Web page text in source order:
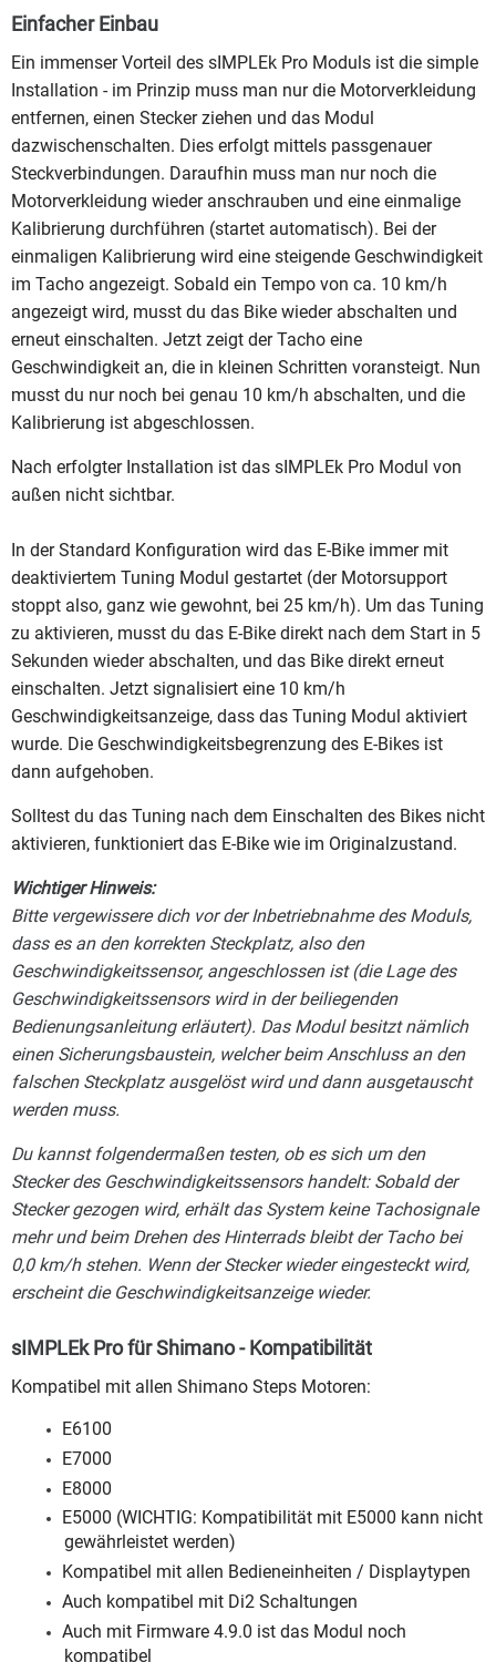
Einfacher Einbau
Ein immenser Vorteil des sIMPLEk Pro Moduls ist die simple
Installation - im Prinzip muss man nur die Motorverkleidung
entfernen, einen Stecker ziehen und das Modul
dazwischenschalten. Dies erfolgt mittels passgenauer
Steckverbindungen. Daraufhin muss man nur noch die
Motorverkleidung wieder anschrauben und eine einmalige
Kalibrierung durchführen (startet automatisch). Bei der
einmaligen Kalibrierung wird eine steigende Geschwindigkeit
im Tacho angezeigt. Sobald ein Tempo von ca. 10 km/h
angezeigt wird, musst du das Bike wieder abschalten und
erneut einschalten. Jetzt zeigt der Tacho eine
Geschwindigkeit an, die in kleinen Schritten voransteigt. Nun
musst du nur noch bei genau 10 km/h abschalten, und die
Kalibrierung ist abgeschlossen.
Nach erfolgter Installation ist das sIMPLEk Pro Modul von
außen nicht sichtbar.
In der Standard Konfiguration wird das E-Bike immer mit
deaktiviertem Tuning Modul gestartet (der Motorsupport
stoppt also, ganz wie gewohnt, bei 25 km/h). Um das Tuning
zu aktivieren, musst du das E-Bike direkt nach dem Start in 5
Sekunden wieder abschalten, und das Bike direkt erneut
einschalten. Jetzt signalisiert eine 10 km/h
Geschwindigkeitsanzeige, dass das Tuning Modul aktiviert
wurde. Die Geschwindigkeitsbegrenzung des E-Bikes ist
dann aufgehoben.
Solltest du das Tuning nach dem Einschalten des Bikes nicht
aktivieren, funktioniert das E-Bike wie im Originalzustand.
Wichtiger Hinweis:
Bitte vergewissere dich vor der Inbetriebnahme des Moduls,
dass es an den korrekten Steckplatz, also den
Geschwindigkeitssensor, angeschlossen ist (die Lage des
Geschwindigkeitssensors wird in der beiliegenden
Bedienungsanleitung erläutert). Das Modul besitzt nämlich
einen Sicherungsbaustein, welcher beim Anschluss an den
falschen Steckplatz ausgelöst wird und dann ausgetauscht
werden muss.
Du kannst folgendermaßen testen, ob es sich um den
Stecker des Geschwindigkeitssensors handelt: Sobald der
Stecker gezogen wird, erhält das System keine Tachosignale
mehr und beim Drehen des Hinterrads bleibt der Tacho bei
0,0 km/h stehen. Wenn der Stecker wieder eingesteckt wird,
erscheint die Geschwindigkeitsanzeige wieder.
sIMPLEk Pro für Shimano- Kompatibilität
Kompatibel mit allen Shimano Steps Motoren:
E6100
E7000
E8000
E5000 (WICHTIG: Kompatibilität mit E5000 kann nicht
gewährleistet werden)
Kompatibel mit allen Bedieneinheiten / Displaytypen
Auch kompatibel mit Di2 Schaltungen
Auch mit Firmware 4.9.0 ist das Modul noch
kompatibel